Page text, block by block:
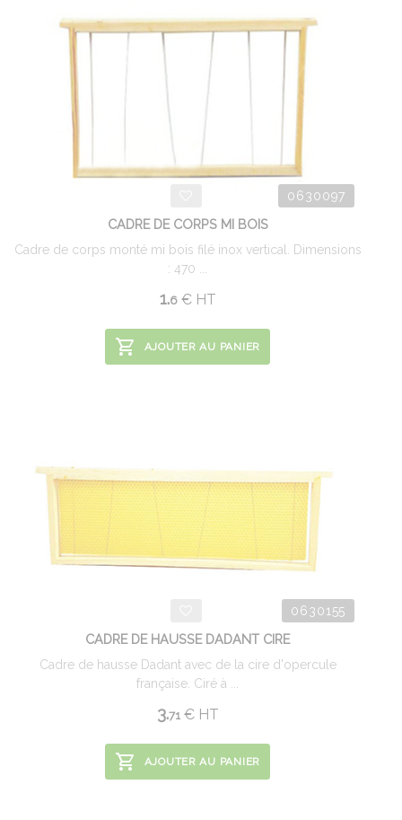
0630097
CADRE DE CORPS MI BOIS
Cadre de corps monté mi bois filé inox vertical. Dimensions
: 470 ...
1.6 €HT
AJOUTER AU PANIER
0630155
CADRE DE HAUSSE DADANT CIRE
Cadre de hausse Dadant avec de la cire d'opercule
française. Ciré à ...
3.71 €HT
AJOUTER AU PANIER